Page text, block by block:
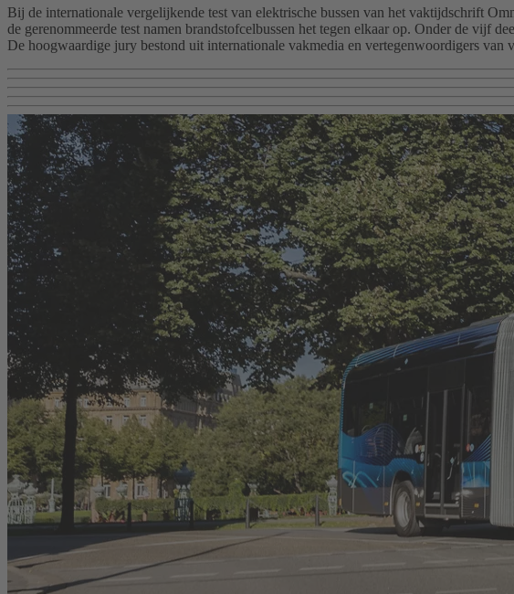
Bij de internationale vergelijkende test van elektrische bussen van het vaktijdschrift
de gerenommeerde test namen brandstofcelbussen het tegen elkaar op. Onder de vijf
De hoogwaardige jury bestond uit internationale vakmedia en vertegenwoordigers van